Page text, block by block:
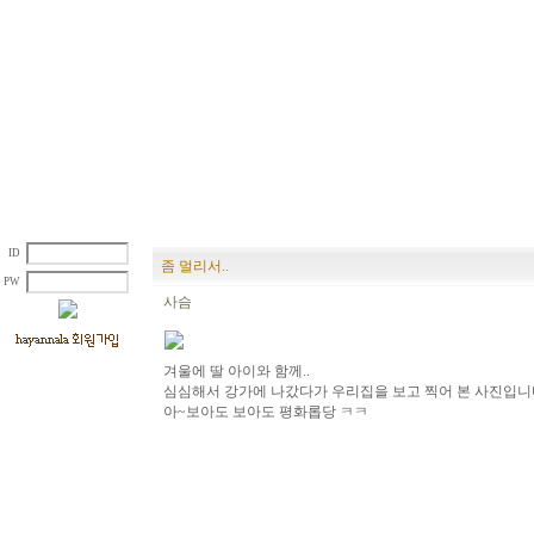
ID
PW
좀 멀리서..
사슴
겨울에 딸 아이와 함께..
심심해서 강가에 나갔다가 우리집을 보고 찍어 본 사진입
아~보아도 보아도 평화롭당 ㅋㅋ